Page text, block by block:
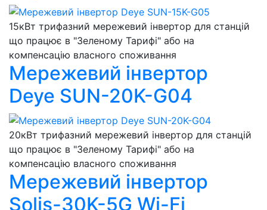
15кВт трифазний мережевий інвертор для станцій
що працює в "Зеленому Тарифі" або на
компенсацію власного споживання
Мережевий інвертор
Deye SUN-20K-G04
20кВт трифазний мережевий інвертор для станцій
що працює в "Зеленому Тарифі" або на
компенсацію власного споживання
Мережевий інвертор
Solis-30K-5G Wi-Fi